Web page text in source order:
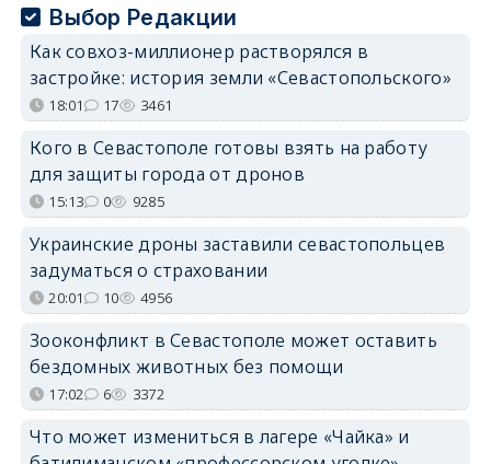
Выбор Редакции
Как совхоз-миллионер растворялся в
застройке: история земли «Севастопольского»
18:01 17 3461
Кого в Севастополе готовы взять на работу
для защиты города от дронов
15:13 0 9285
Украинские дроны заставили севастопольцев
задуматься о страховании
20:01 10 4956
Зооконфликт в Севастополе может оставить
бездомных животных без помощи
17:02 6 3372
Что может измениться в лагере «Чайка» и